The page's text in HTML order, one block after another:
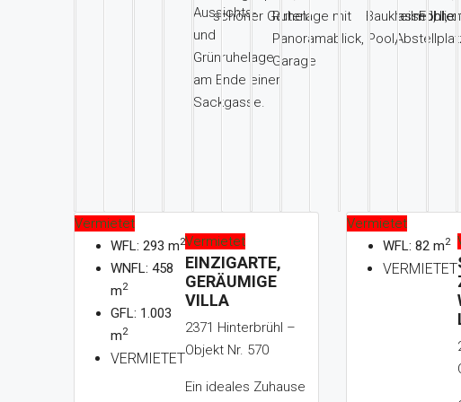
Aussichts-
und
Grünruhelage
am Ende einer
Sackgasse.
schöner Garten.Ruhelage mit
Panoramablick, Pool,
Garage
Bauklasse I, II,
Vermietet
WFL: 293 m2
WNFL: 458
m2
GFL: 1.003
m2
VERMIETET
Vermietet
EINZIGARTE,
GERÄUMIGE
VILLA
2371 Hinterbrühl –
Objekt Nr. 570
Ein ideales Zuhause
Vermietet
WFL: 82 m2
VERMIETET